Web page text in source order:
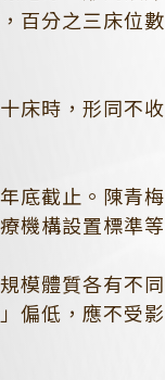
百分之三床位
床時，形同不
底截止。陳青
機構設置標準
模體質各有不
偏低，應不受